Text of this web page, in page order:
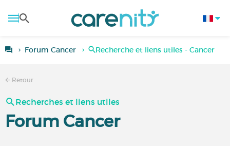
Forum Cancer Recherche et liens utiles - Cancer
Retour
Recherches et liens utiles
Forum Cancer